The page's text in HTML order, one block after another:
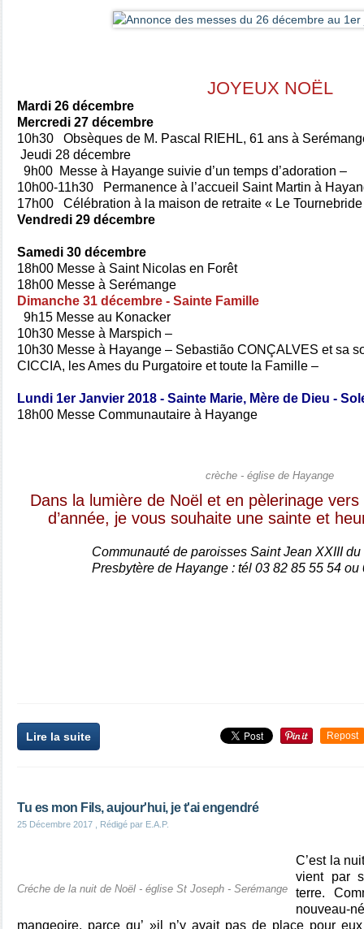
JOYEUX NOËL
Mardi 26 décembre
Mercredi 27 décembre
10h30 Obsèques de M. Pascal RIEHL, 61 ans à
Jeudi 28 décembre
9h00 Messe à Hayange suivie d’un temps d’adoration –
10h00-11h30 Permanence à l’accueil Saint Martin à
17h00 Célébration à la maison de retraite « Le
Vendredi 29 décembre
Samedi 30 décembre
18h00 Messe à Saint Nicolas en Forêt
18h00 Messe à Serémange
Dimanche 31 décembre - Sainte Famille
9h15 Messe au Konacker
10h30 Messe à Marspich –
10h30 Messe à Hayange – Sebastião CONÇALVES et sa
CICCIA, les Ames du Purgatoire et toute la Famille –
Lundi 1er Janvier 2018 - Sainte Marie, Mère de Dieu -
18h00 Messe Communautaire à Hayange
crèche - église de Hayange
Dans la lumière de Noël et en pèlerinage
d’année, je vous souhaite une sainte et
Communauté de paroisses Saint Jean XXIII
Presbytère de Hayange : tél 03 82 85 55 54 ou
Lire la suite Repost
Tu es mon Fils, aujour'hui, je t'ai engendré
25 Décembre 2017 , Rédigé par E.A.P.
Créche de la nuit de Noël - église St Joseph - Serémange
C’est la
vient par
terre.
mangeoire, parce qu’ »il n’y avait pas de place pour